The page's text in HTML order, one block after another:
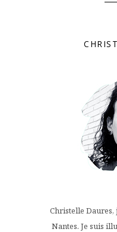
Christelle Daures,
Nantes. Je suis